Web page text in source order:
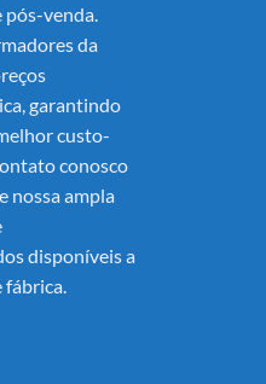
pós-venda.
da
garantindo
custo-
conosco
nossa ampla
disponíveis a
fábrica.